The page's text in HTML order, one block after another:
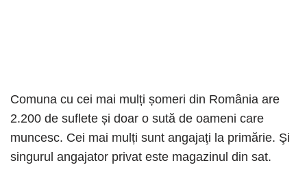
Comuna cu cei mai mulți șomeri din România are
2.200 de suflete și doar o sută de oameni care
muncesc. Cei mai mulți sunt angajaţi la primărie. Şi
singurul angajator privat este magazinul din sat.